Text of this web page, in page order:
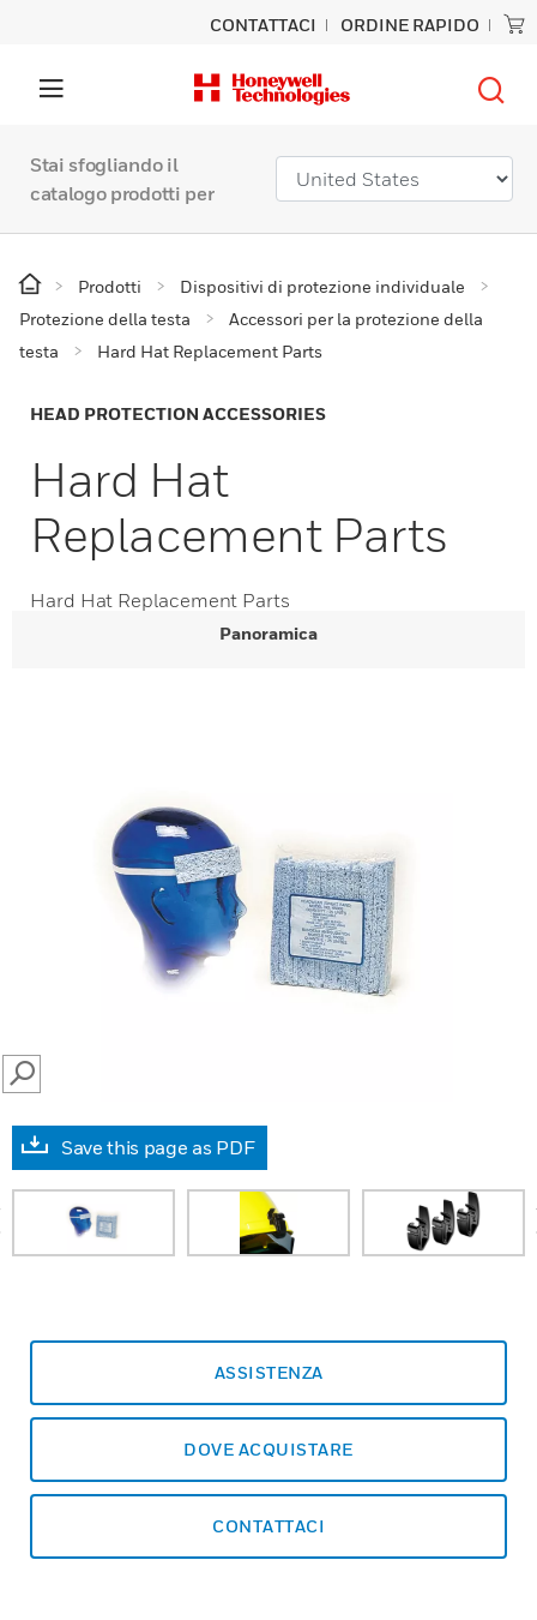
CONTATTACI ORDINE RAPIDO
Stai sfogliando il
catalogo prodotti per
Prodotti
Dispositivi di protezione individuale
Protezione della testa
Accessori per la protezione della
testa
Hard Hat Replacement Parts
HEAD PROTECTION ACCESSORIES
Hard Hat
Replacement Parts
Hard Hat Replacement Parts
Panoramica
SEARCH
Save this page as PDF
ASSISTENZA
DOVE ACQUISTARE
CONTATTACI